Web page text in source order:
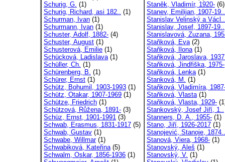
Schurig, G. (1)
Schurig, Richard, asi 182.. (1)
Schurman, Ivan (1)
Schurmann, Ivan (1)
Schuster, Adolf, 1882- (4)
Schuster, August (1)
Schusterová, Emilie (1)
Schücková, Ladislava(1)
Schüller, Ch. (1)
Schürenberg, B. (1)
Schürer, Ernst (1)
Schütz, Bohumil, 1903-1993 (1)
Schütz, Otakar, 1907-1969 (1)
Schütze, Friedrich (1)
Schützová, Růžena, 1891- (3)
Schüz, Ernst, 1901-1991 (3)
Schwab, Erasmus, 1831-1917 (5)
Schwab, Gustav (1)
Schwabe, Willmar(1)
Schwabiková, Kateřina(5)
Schwalm, Oskar, 1856-1936 (1)
Staněk, Vladimír, 1920- (6)
Stanev, Emilijan, 1907-19..
Stanislav Velinský a Václ..
Stanislav, Josef, 1897-19..
Stanislavová, Zuzana,
Staňková, Eva(2)
Staňková, Ilona(1)
Staňková, Jaroslava,
Staňková, Jindřiška, 1975-
Staňková, Lenka(1)
Stanková, M. (1)
Staňková, Vladimíra,
Staňková, Vlasta(1)
Staňková, Vlasta, 1929-
Stankovský, Josef Jiří, 1..
Stanners, D. A., 1955- (1)
Stano, Jiří, 1926-2017 (1)
Stanojević, Stanoje, 1874..
Stanová, Viera, 1968- (1)
Stanovský, Aleš (1)
Stanovský, V. (1)